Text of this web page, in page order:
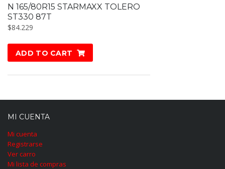
N 165/80R15 STARMAXX TOLERO
ST330 87T
$84.229
ADD TO CART
MI CUENTA
Mi cuenta
Registrarse
Ver carro
Mi lista de compras